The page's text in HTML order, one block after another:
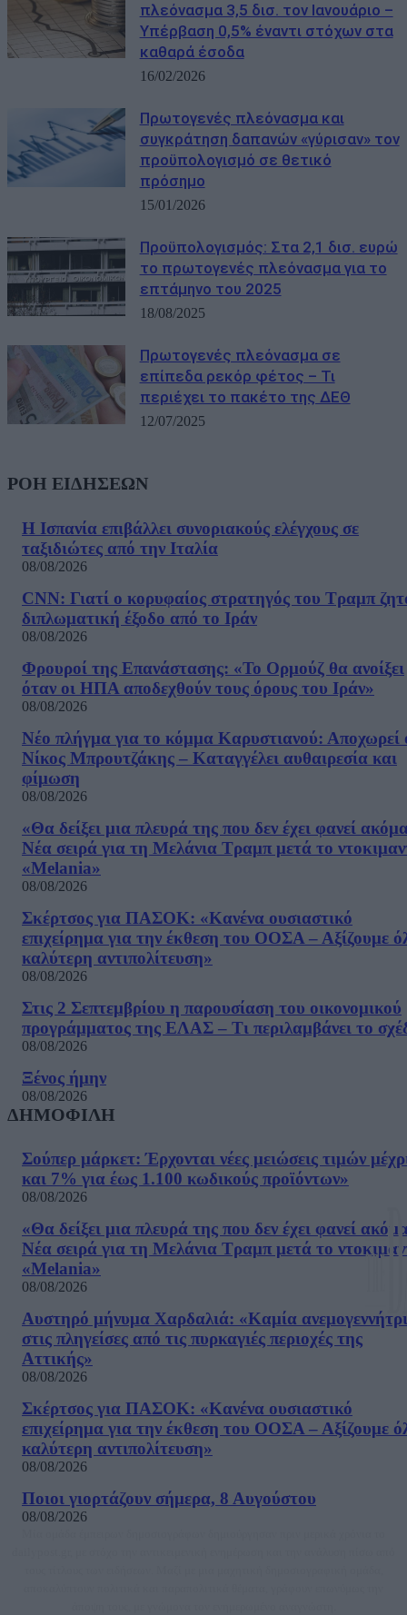
πλεόνασμα 3,5 δισ. τον Ιανουάριο –
Υπέρβαση 0,5% έναντι στόχων στα
καθαρά έσοδα
16/02/2026
Πρωτογενές πλεόνασμα και
συγκράτηση δαπανών «γύρισαν» τον
προϋπολογισμό σε θετικό
πρόσημο
15/01/2026
Προϋπολογισμός: Στα 2,1 δισ. ευρώ
το πρωτογενές πλεόνασμα για το
επτάμηνο του 2025
18/08/2025
Πρωτογενές πλεόνασμα σε
επίπεδα ρεκόρ φέτος – Τι
περιέχει το πακέτο της ΔΕΘ
12/07/2025
ΡΟΗ ΕΙΔΗΣΕΩΝ
Η Ισπανία επιβάλλει συνοριακούς ελέγχους σε
ταξιδιώτες από την Ιταλία
08/08/2026
CNN: Γιατί ο κορυφαίος στρατηγός του Τραμπ
διπλωματική έξοδο από το Ιράν
08/08/2026
Φρουροί της Επανάστασης: «Το Ορμούζ θα ανοίξει
όταν οι ΗΠΑ αποδεχθούν τους όρους του Ιράν»
08/08/2026
Νέο πλήγμα για το κόμμα Καρυστιανού: Αποχωρεί
Νίκος Μπρουτζάκης – Καταγγέλει αυθαιρεσία και
φίμωση
08/08/2026
«Θα δείξει μια πλευρά της που δεν έχει φανεί
Νέα σειρά για τη Μελάνια Τραμπ μετά το
«Melania»
08/08/2026
Σκέρτσος για ΠΑΣΟΚ: «Κανένα ουσιαστικό
επιχείρημα για την έκθεση του ΟΟΣΑ – Αξίζουμε
καλύτερη αντιπολίτευση»
08/08/2026
Στις 2 Σεπτεμβρίου η παρουσίαση του οικονομικού
προγράμματος της ΕΛΑΣ – Τι περιλαμβάνει το
08/08/2026
Ξένος ήμην
08/08/2026
ΔΗΜΟΦΙΛΗ
Σούπερ μάρκετ: Έρχονται νέες μειώσεις τιμών
και 7% για έως 1.100 κωδικούς προϊόντων»
08/08/2026
«Θα δείξει μια πλευρά της που δεν έχει φανεί
Νέα σειρά για τη Μελάνια Τραμπ μετά το
«Melania»
08/08/2026
Αυστηρό μήνυμα Χαρδαλιά: «Καμία
στις πληγείσες από τις πυρκαγιές περιοχές της
Αττικής»
08/08/2026
Σκέρτσος για ΠΑΣΟΚ: «Κανένα ουσιαστικό
επιχείρημα για την έκθεση του ΟΟΣΑ – Αξίζουμε
καλύτερη αντιπολίτευση»
08/08/2026
Ποιοι γιορτάζουν σήμερα, 8 Αυγούστου
08/08/2026